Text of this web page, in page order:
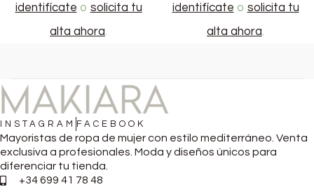
identifícate o solicita tu
alta ahora.
identifícate o solicita tu
alta ahora.
INSTAGRAM FACEBOOK
Mayoristas de ropa de mujer con estilo mediterráneo. Venta
exclusiva a profesionales. Moda y diseños únicos para
diferenciar tu tienda.
+34 699 41 78 48